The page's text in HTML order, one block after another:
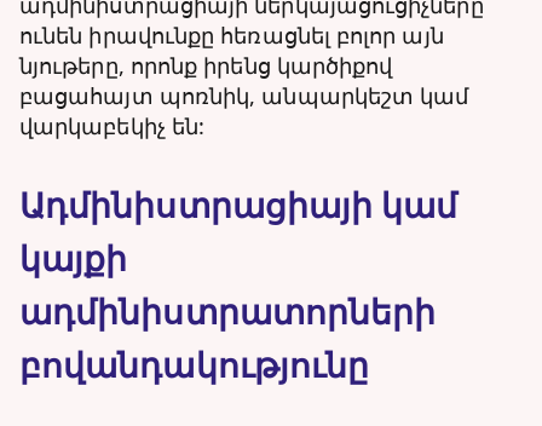
ունեն իրավունքը հեռացնել բոլոր այն
նյութերը, որոնք իրենց կարծիքով
բացահայտ պոռնիկ, անպարկեշտ կամ
վարկաբեկիչ են:
Ադմինիստրացիայի կամ
կայքի
ադմինիստրատորների
բովանդակությունը